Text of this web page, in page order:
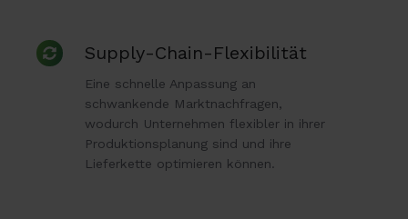
Supply-Chain-Flexibilität
Eine schnelle Anpassung an
schwankende Marktnachfragen,
wodurch Unternehmen flexibler in ihrer
Produktionsplanung sind und ihre
Lieferkette optimieren können.
Supply-
Chain-
Flexibilität